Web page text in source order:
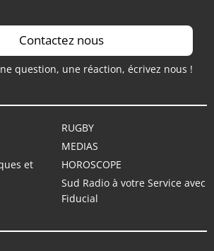
Contactez nous
question, une réaction, écrivez nous !
RUGBY
MEDIAS
et
HOROSCOPE
Sud Radio à votre Service avec
Fiducial